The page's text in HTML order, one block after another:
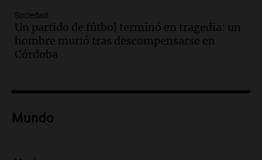
Episodios
Audio.Trágico accidente en Mendoza:
un muerto y varios heridos tras caída de
vehículos desde un puente
Episodios
y cinco heridos tras caer dos autos desde
Sociedad
Un partido de fútbol terminó en tragedia: un
hombre murió tras descompensarse en
Córdoba
Mundo